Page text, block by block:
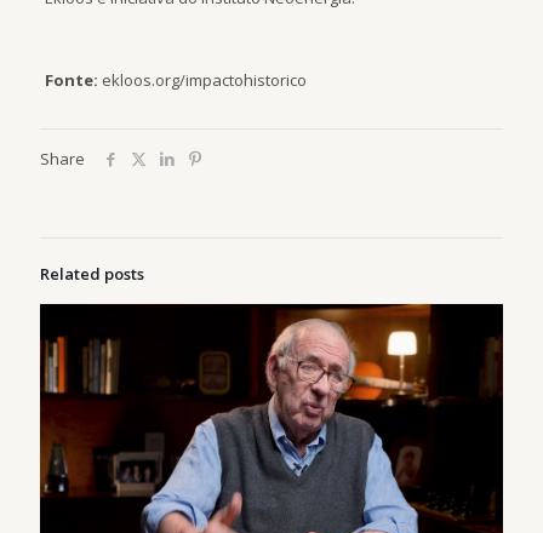
Fonte: ekloos.org/impactohistorico
Share
Related posts